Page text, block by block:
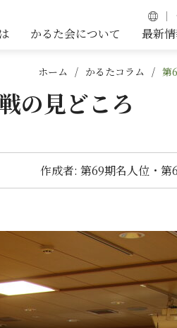
かるた会について 最新
ホーム かるたコラム 第
の見どころ
作成者: 第69期名人位・